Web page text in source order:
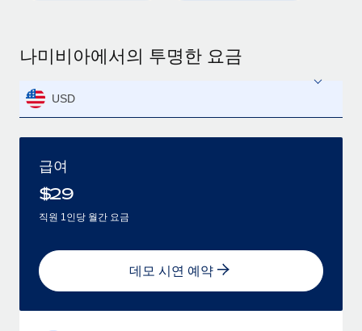
나미비아에서의 투명한 요금
USD
급여
$29
직원 1인당 월간 요금
데모 시연 예약